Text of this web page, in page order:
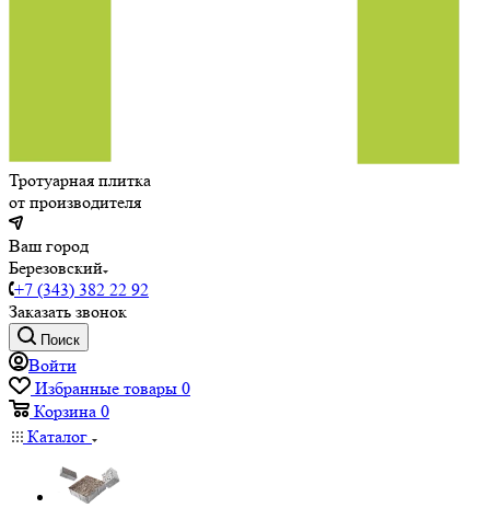
Тротуарная плитка
от производителя
Ваш город
Березовский
+7 (343) 382 22 92
Заказать звонок
Поиск
Войти
Избранные товары 0
Корзина 0
Каталог